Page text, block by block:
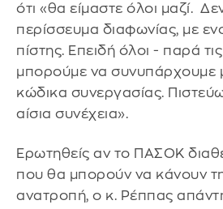
ότι «θα είμαστε όλοι μαζί.
περίσσευμα διαφωνίας, με
πίστης. Επειδή όλοι - παρά
μπορούμε να συνυπάρχουμε
κώδικα συνεργασίας.
αίσια συνέχεια».
Ερωτηθείς αν το ΠΑΣΟΚ
που θα μπορούν να κάνουν
ανατροπή, ο κ. Ρέππας